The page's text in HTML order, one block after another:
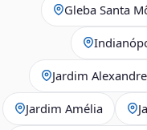
Gleba Santa
Jardim
Jardim Amélia